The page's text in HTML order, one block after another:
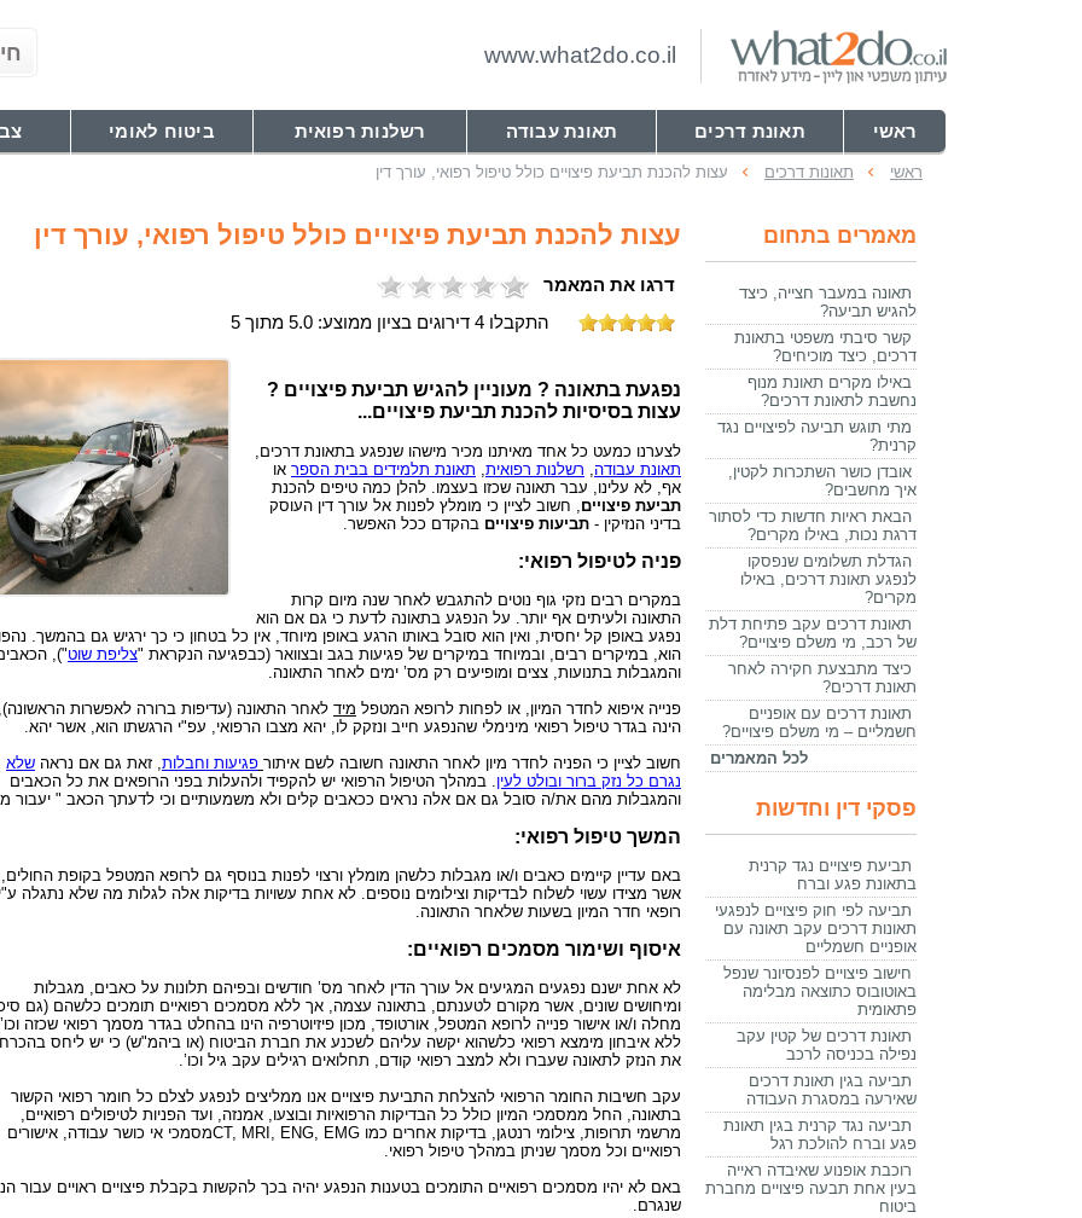
www.what2do.co.il
ראשי תאונת דרכים תאונת עבודה רשלנות רפואית ביטוח לאומי
ראשי תאונות דרכים עצות להכנת תביעת פיצויים כולל טיפול רפואי, עורך דין
עצות להכנת תביעת פיצויים כולל טיפול רפואי, עורך דין
דרגו את המאמר
התקבלו 4 דירוגים בציון ממוצע: 5.0 מתוך 5
נפגעת בתאונה ? מעוניין להגיש תביעת פיצויים ?
עצות בסיסיות להכנת תביעת פיצויים...
לצערנו כמעט כל אחד מאיתנו מכיר מישהו שנפגע בתאונת דרכים,
תאונת עבודה, רשלנות רפואית, תאונת תלמידים בבית הספר או
אף, לא עלינו, עבר תאונה שכזו בעצמו. להלן כמה טיפים להכנת
תביעת פיצויים, חשוב לציין כי מומלץ לפנות אל עורך דין העוסק
בדיני הנזיקין - תביעות פיצויים בהקדם ככל האפשר.
פניה לטיפול רפואי:
במקרים רבים נזקי גוף נוטים להתגבש לאחר שנה מיום קרות
התאונה ולעיתים אף יותר. על הנפגע בתאונה לדעת כי גם אם הוא
נפגע באופן קל יחסית, ואין הוא סובל באותו הרגע באופן מיוחד, אין כל בטחון כי כך ירגיש גם בהמשך.
הוא, במיקרים רבים, ובמיוחד במיקרים של פגיעות בגב ובצוואר (כבפגיעה הנקראת "צליפת שוט"),
והמגבלות בתנועות, צצים ומופיעים רק מס’ ימים לאחר התאונה.
פנייה איפוא לחדר המיון, או לפחות לרופא המטפל מיד לאחר התאונה (עדיפות ברורה לאפשרות הראשונה),
הינה בגדר טיפול רפואי מינימלי שהנפגע חייב ונזקק לו, יהא מצבו הרפואי, עפ"י הרגשתו הוא, אשר יהא.
חשוב לציין כי הפניה לחדר מיון לאחר התאונה חשובה לשם איתור פגיעות וחבלות, זאת גם אם נראה שלא
נגרם כל נזק ברור ובולט לעין. במהלך הטיפול הרפואי יש להקפיד ולהעלות בפני הרופאים את כל הכאבים
והמגבלות מהם את/ה סובל גם אם אלה נראים ככאבים קלים ולא משמעותיים וכי לדעתך הכאב " יעבור
המשך טיפול רפואי:
באם עדיין קיימים כאבים ו/או מגבלות כלשהן מומלץ ורצוי לפנות בנוסף גם לרופא המטפל בקופת החולים,
אשר מצידו עשוי לשלוח לבדיקות וצילומים נוספים. לא אחת עשויות בדיקות אלה לגלות מה שלא נתגלה ע"י
רופאי חדר המיון בשעות שלאחר התאונה.
איסוף ושימור מסמכים רפואיים:
לא אחת ישנם נפגעים המגיעים אל עורך הדין לאחר מס’ חודשים ובפיהם תלונות על כאבים, מגבלות
ומיחושים שונים, אשר מקורם לטענתם, בתאונה עצמה, אך ללא מסמכים רפואיים תומכים כלשהם (גם
מחלה ו/או אישור פנייה לרופא המטפל, אורטופד, מכון פיזיוטרפיה הינו בהחלט בגדר מסמך רפואי שכזה
ללא איבחון מימצא רפואי כלשהוא יקשה עליהם לשכנע את חברת הביטוח (או ביהמ"ש) כי יש ליחס בהכרח
את הנזק לתאונה שעברו ולא למצב רפואי קודם, תחלואים רגילים עקב גיל וכו’.
עקב חשיבות החומר הרפואי להצלחת התביעת פיצויים אנו ממליצים לנפגע לצלם כל חומר רפואי הקשור
בתאונה, החל ממסמכי המיון כולל כל הבדיקות הרפואיות ובוצעו, אמנזה, ועד הפניות לטיפולים רפואיים,
מרשמי תרופות, צילומי רנטגן, בדיקות אחרים כמו CT, MRI, ENG, EMGמסמכי אי כושר עבודה, אישורים
רפואיים וכל מסמך שניתן במהלך טיפול רפואי.
באם לא יהיו מסמכים רפואיים התומכים בטענות הנפגע יהיה בכך להקשות בקבלת פיצויים ראויים עבור
שנגרם.
מאמרים בתחום
תאונה במעבר חצייה, כיצד
להגיש תביעה?
קשר סיבתי משפטי בתאונת
דרכים, כיצד מוכיחים?
באילו מקרים תאונת מנוף
נחשבת לתאונת דרכים?
מתי תוגש תביעה לפיצויים נגד
קרנית?
אובדן כושר השתכרות לקטין,
איך מחשבים?
הבאת ראיות חדשות כדי לסתור
דרגת נכות, באילו מקרים?
הגדלת תשלומים שנפסקו
לנפגע תאונת דרכים, באילו
מקרים?
תאונת דרכים עקב פתיחת דלת
של רכב, מי משלם פיצויים?
כיצד מתבצעת חקירה לאחר
תאונת דרכים?
תאונת דרכים עם אופניים
חשמליים – מי משלם פיצויים?
לכל המאמרים
פסקי דין וחדשות
תביעת פיצויים נגד קרנית
בתאונת פגע וברח
תביעה לפי חוק פיצויים לנפגעי
תאונות דרכים עקב תאונה עם
אופניים חשמליים
חישוב פיצויים לפנסיונר שנפל
באוטובוס כתוצאה מבלימה
פתאומית
תאונת דרכים של קטין עקב
נפילה בכניסה לרכב
תביעה בגין תאונת דרכים
שאירעה במסגרת העבודה
תביעה נגד קרנית בגין תאונת
פגע וברח להולכת רגל
רוכבת אופנוע שאיבדה ראייה
בעין אחת תבעה פיצויים מחברת
ביטוח